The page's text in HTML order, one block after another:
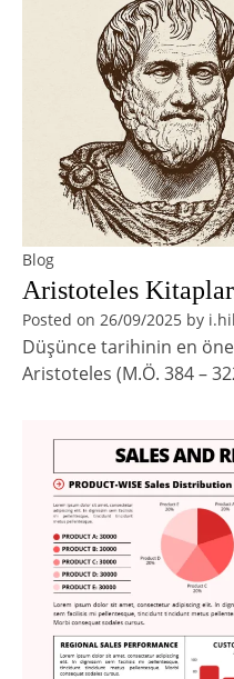
Blog
Aristoteles
Posted on 26/09/2025 by
Düşünce tarihinin en
Aristoteles (M.Ö. 384 –